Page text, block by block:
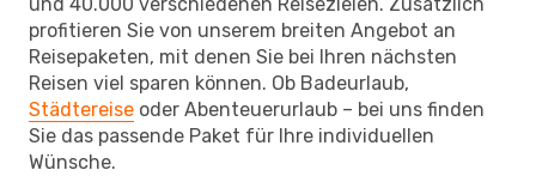
profitieren Sie von unserem breiten Angebot an
Reisepaketen, mit denen Sie bei Ihren nächsten
Reisen viel sparen können. Ob Badeurlaub,
Städtereise oder Abenteuerurlaub – bei uns finden
Sie das passende Paket für Ihre individuellen
Wünsche.